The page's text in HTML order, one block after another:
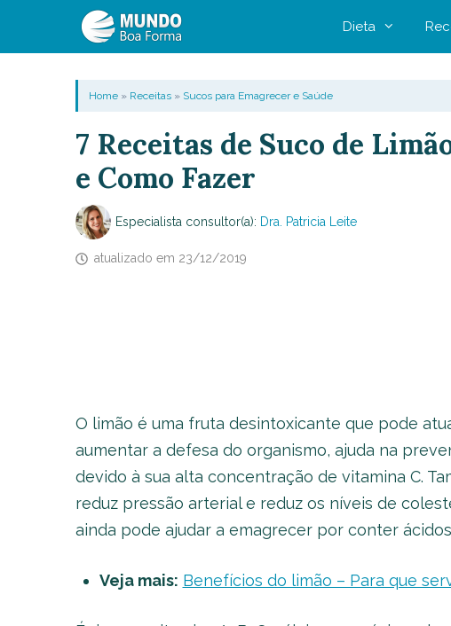
Dieta
Home» Receitas» Sucos para Emagrecer e Saúde
7 Receitas de Suco de
e Como Fazer
Especialista consultor(a): Dra. Patricia Leite
atualizado em 23/12/2019
O limão é uma fruta desintoxicante que pode
aumentar a defesa do organismo, ajuda na
devido à sua alta concentração de vitamina C.
reduz pressão arterial e reduz os níveis de
ainda pode ajudar a emagrecer por conter
Veja mais: Benefícios do limão – Para que